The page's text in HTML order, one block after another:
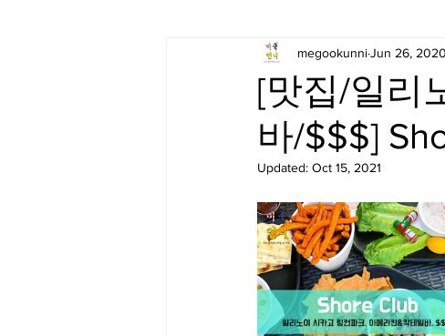
Arlington-맛집/여행지 Arlington-맛
Badlands-맛집/여행지 Baltimore-
Big Bend-맛집/여행지 Bloomfield-
Boston-맛집/여행지 Boulder City-
[맛집/일리
바/$$$]
megookunniJun 26, 2020
Updated: Oct 15, 2021